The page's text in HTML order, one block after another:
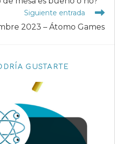
Siguiente entrada
2023 – Átomo Games
GUSTARTE